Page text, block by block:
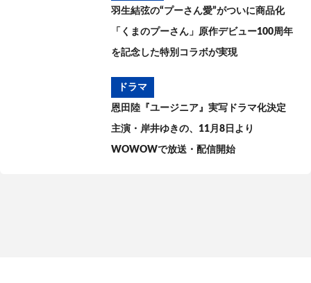
羽生結弦の“プーさん愛”がついに商品化
「くまのプーさん」原作デビュー100周年
を記念した特別コラボが実現
ドラマ
恩田陸『ユージニア』実写ドラマ化決定
主演・岸井ゆきの、11月8日より
WOWOWで放送・配信開始